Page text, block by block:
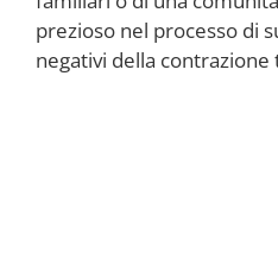
prezioso nel processo di
negativi della